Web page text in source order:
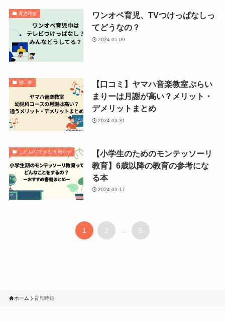
育児時短
ワンオペ育児、TVつけっぱなしっ
てどうなの？
2024-05-09
習い事
【口コミ】ヤマハ音楽教室ぷらい
まりーは月謝が高い？メリット・
デメリットまとめ
2024-03-31
こどもの“できる“を増やす
【小学生のためのモンテッソーリ
教育】6歳以降の教育の参考にな
る本
2024-03-17
1 2 ... 5
ホーム 育児時短